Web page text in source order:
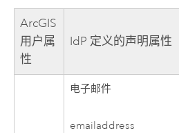
ArcGIS
用户属
性
IdP 定义的声明属性
电子邮件
emailaddress